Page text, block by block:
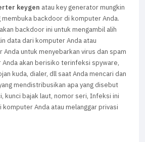
keygen atau key generator mungkin
backdoor di komputer Anda.
backdoor ini untuk mengambil alih
data dari komputer Anda atau
untuk menyebarkan virus dan spam
Anda akan berisiko terinfeksi spyware,
kuda, dialer, dll saat Anda mencari dan
mendistribusikan apa yang disebut
kunci bajak laut, nomor seri, Infeksi ini
Anda atau melanggar privasi